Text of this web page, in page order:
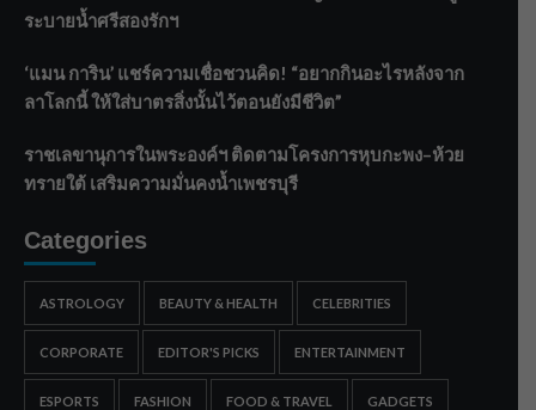
ระบายน้ำศรีสองรักฯ
‘แมน การิน’ แชร์ความเชื่อชวนคิด! “อยากกินอะไรหลังจาก
ลาโลกนี้ ให้ใส่บาตรสิ่งนั้นไว้ตอนยังมีชีวิต”
ราชเลขานุการในพระองค์ฯ ติดตามโครงการหุบกะพง–ห้วย
ทรายใต้ เสริมความมั่นคงน้ำเพชรบุรี
Categories
ASTROLOGY BEAUTY & HEALTH CELEBRITIES
CORPORATE EDITOR'S PICKS ENTERTAINMENT
ESPORTS FASHION FOOD & TRAVEL GADGETS